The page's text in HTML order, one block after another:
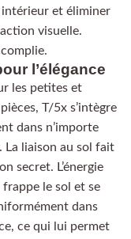
intérieur et éliminer
visuelle.
l’élégance
les petites et
T/5x s’intègre
dans n’importe
La liaison au sol fait
secret. L’énergie
frappe le sol et se
dans
ce qui lui permet